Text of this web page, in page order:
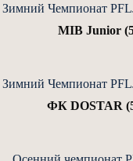
Зимний Чемпионат
MIB Junior
Зимний Чемпионат
ФК DOSTAR